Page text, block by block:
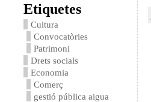
Etiquetes
Cultura
Convocatòries
Patrimoni
Drets socials
Economia
Comerç
gestió pública aigua